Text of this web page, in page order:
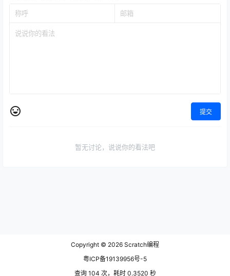
提交
暂无讨论，说说你的看法吧
Copyright © 2026 Scratch编程
粤ICP备19139956号-5
查询 104 次，耗时 0.3520 秒